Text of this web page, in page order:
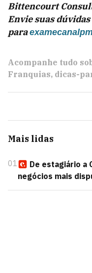
Bittencourt
Envie suas
para
Acompanhe tudo
Franquias dicas-
Mais lidas
01
De estagiário a
negócios mais